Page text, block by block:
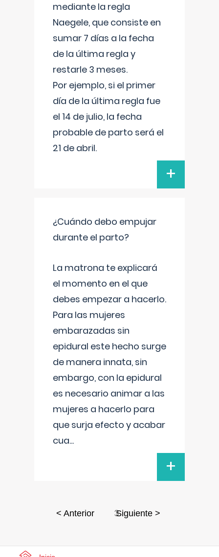
mediante la regla
Naegele, que consiste en
sumar 7 días a la fecha
de la última regla y
restarle 3 meses.
Por ejemplo, si el primer
día de la última regla fue
el 14 de julio, la fecha
probable de parto será el
21 de abril.
+
¿Cuándo debo empujar
durante el parto?
La matrona te explicará
el momento en el que
debes empezar a hacerlo.
Para las mujeres
embarazadas sin
epidural este hecho surge
de manera innata, sin
embargo, con la epidural
es necesario animar a las
mujeres a hacerlo para
que surja efecto y acabar
cua...
+
< Anterior 3Siguiente >